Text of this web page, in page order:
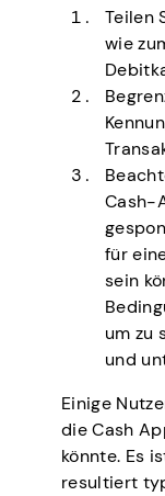
Teilen
wie
Cash-
für
sein
um zu
und
Einige
die Cash
könnte. Es
resultiert